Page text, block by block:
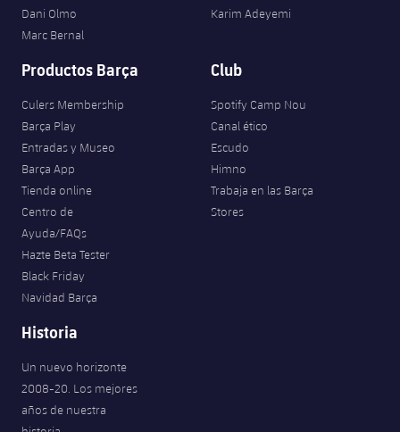
Dani Olmo
Marc Bernal
Karim Adeyemi
Productos Barça
Culers Membership
Barça Play
Entradas y Museo
Barça App
Tienda online
Centro de
Ayuda/FAQs
Hazte Beta Tester
Black Friday
Navidad Barça
Club
Spotify Camp Nou
Canal ético
Escudo
Himno
Trabaja en las Barça
Stores
Historia
Un nuevo horizonte
2008-20. Los mejores
años de nuestra